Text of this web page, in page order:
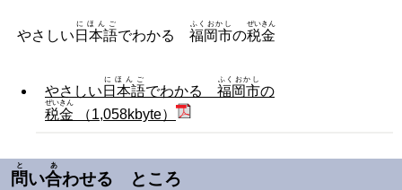
やさしい 日本語
にほんご
でわかる 福岡市
ふくおかし
の税金
ぜいきん
やさしい 日本語
にほんご
でわかる 福岡市
ふくおかし
の
税金
ぜいきん
（1,058kbyte）
問
と
い合
あ
わせる ところ